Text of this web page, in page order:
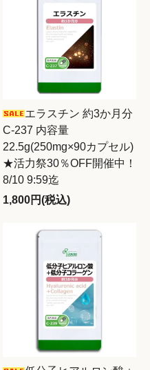
エラスチン 約3か月分
C-237 内容量
22.5g(250mg×90カプセル)
★活力祭30％OFF開催中！
8/10 9:59迄
1,800円(税込)